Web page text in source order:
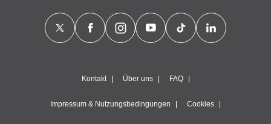
Kontakt Über uns FAQ
Impressum & Nutzungsbedingungen Cookies